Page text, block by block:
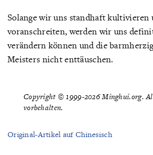
Solange wir uns standhaft
voranschreiten, werden wir uns
verändern können und die
Meisters nicht enttäuschen.
Copyright © 1999-2026 Minghui.org.
vorbehalten.
Original-Artikel auf Chinesisch